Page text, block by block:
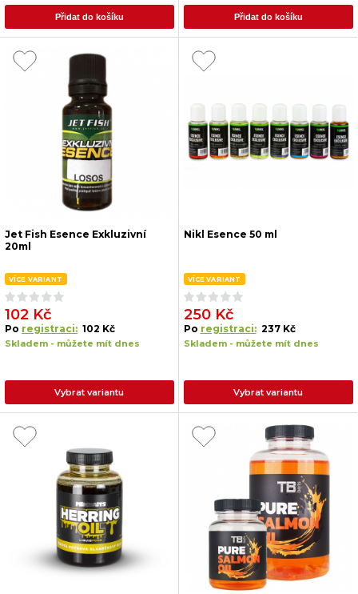
Přidat do košíku Přidat do košíku
Jet Fish Esence Exkluzivní
20ml
VÍCE VARIANT
102 Kč
Po registraci: 102 Kč
Skladem - můžete mít dnes
Vybrat variantu
Nikl Esence 50 ml
VÍCE VARIANT
250 Kč
Po registraci: 237 Kč
Skladem - můžete mít dnes
Vybrat variantu